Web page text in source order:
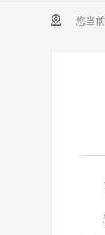
您当